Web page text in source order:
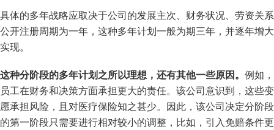
具体的多年战略应取决于公司的发展主次、财务状况、劳资关
公开注册周期为一年，这种多年计划一般为期三年，并逐年增
实现。
这种分阶段的多年计划之所以理想，还有其他一些原因。 例如
员工在财务和决策方面承担更大的责任。该公司意识到，这些
愿承担风险，且对医疗保险知之甚少。因此，该公司决定分阶
的第一阶段只需要进行相对较小的调整，比如，引入免赔条件